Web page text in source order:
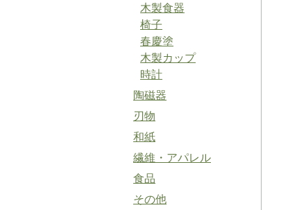
バジルソルト
木製食器
椅子
春慶塗
木製カップ
時計
陶磁器
刃物
和紙
繊維・アパレル
食品
その他